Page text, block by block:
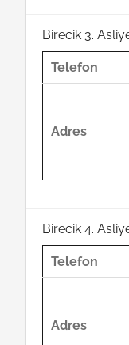
Birecik 3.
Telefon
Adres
Birecik 4.
Telefon
Adres